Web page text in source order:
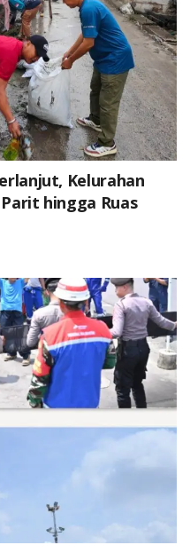
Kelurahan
hingga Ruas